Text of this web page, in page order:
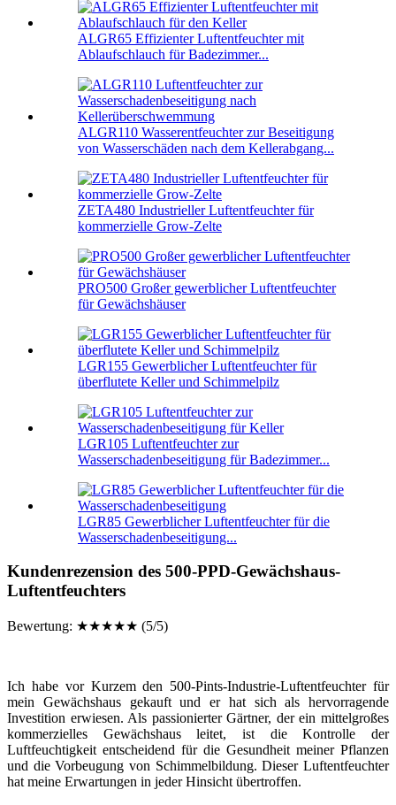
ALGR65 Effizienter Luftentfeuchter mit
Ablaufschlauch für Badezimmer...
ALGR110 Wasserentfeuchter zur Beseitigung
von Wasserschäden nach dem Kellerabgang...
ZETA480 Industrieller Luftentfeuchter für
kommerzielle Grow-Zelte
PRO500 Großer gewerblicher Luftentfeuchter
für Gewächshäuser
LGR155 Gewerblicher Luftentfeuchter für
überflutete Keller und Schimmelpilz
LGR105 Luftentfeuchter zur
Wasserschadenbeseitigung für Badezimmer...
LGR85 Gewerblicher Luftentfeuchter für die
Wasserschadenbeseitigung...
Kundenrezension des 500-PPD-Gewächshaus-
Luftentfeuchters
Bewertung: ★★★★★ (5/5)
Ich habe vor Kurzem den 500-Pints-Industrie-Luftentfeuchter für
mein Gewächshaus gekauft und er hat sich als hervorragende
Investition erwiesen. Als passionierter Gärtner, der ein mittelgroßes
kommerzielles Gewächshaus leitet, ist die Kontrolle der
Luftfeuchtigkeit entscheidend für die Gesundheit meiner Pflanzen
und die Vorbeugung von Schimmelbildung. Dieser Luftentfeuchter
hat meine Erwartungen in jeder Hinsicht übertroffen.